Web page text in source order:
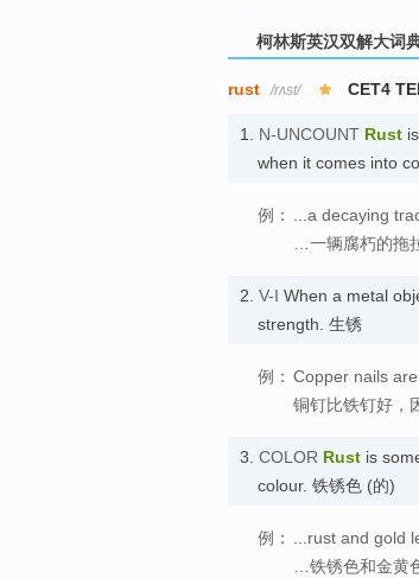
柯林斯英汉双解大词
rust /rʌst/ CET4
1. N-UNCOUNT Rust
when it comes into
例：
...a decaying
…一辆腐朽的拖
2. V-I When a metal
strength. 生锈
例： Copper nails
铜钉比铁钉好，
3. COLOR Rust is
colour. 铁锈色 (的)
例：
...rust and gold
…铁锈色和金黄